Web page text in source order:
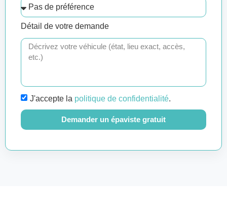
Détail de votre demande
J'accepte la politique de confidentialité.
Demander un épaviste gratuit